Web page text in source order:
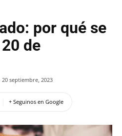
por qué se
de
20 septiembre, 2023
+ Seguinos en Google